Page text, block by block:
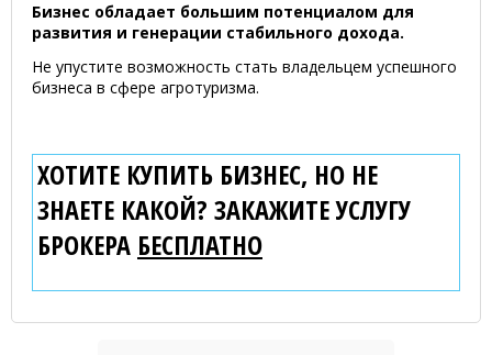
Бизнес обладает большим потенциалом для
развития и генерации стабильного дохода.
Не упустите возможность стать владельцем успешного
бизнеса в сфере агротуризма.
ХОТИТЕ КУПИТЬ БИЗНЕС, НО НЕ
ЗНАЕТЕ КАКОЙ? ЗАКАЖИТЕ УСЛУГУ
БРОКЕРА БЕСПЛАТНО